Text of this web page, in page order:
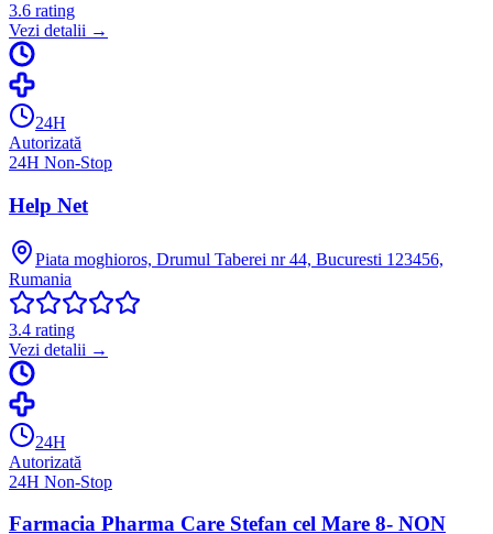
3.6 rating
Vezi detalii →
24H
Autorizată
24H Non-Stop
Help Net
Piata moghioros, Drumul Taberei nr 44, Bucuresti 123456,
Rumania
3.4 rating
Vezi detalii →
24H
Autorizată
24H Non-Stop
Farmacia Pharma Care Stefan cel Mare 8- NON